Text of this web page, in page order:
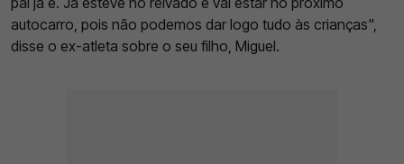
autocarro, pois não podemos dar logo tudo às crianças",
disse o ex-atleta sobre o seu filho, Miguel.